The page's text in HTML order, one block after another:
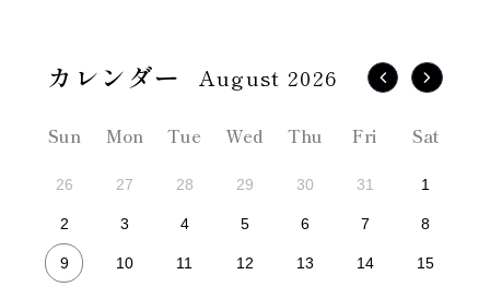
August 2026
Sun Mon Tue Wed Thu Fri Sat
26 27 28 29 30 31 1
2 3 4 5 6 7 8
9 10 11 12 13 14 15